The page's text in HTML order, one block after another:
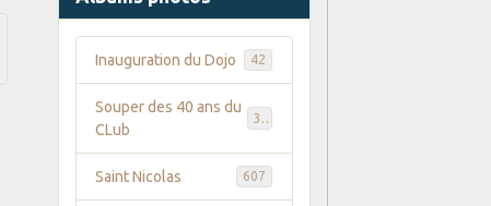
Inauguration du Dojo 42
Souper des 40 ans du
CLub
Saint Nicolas 607